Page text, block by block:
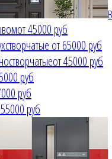
от 45000 руб
от 65000 руб
от 45000 руб
руб
руб
руб